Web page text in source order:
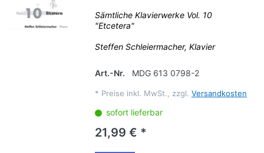
Sämtliche Klavierwerke Vol. 10
"Etcetera"
Steffen Schleiermacher, Klavier
Art.-Nr. MDG 613 0798-2
* Preise inkl. MwSt., zzgl. Versandkosten
sofort lieferbar
21,99 € *